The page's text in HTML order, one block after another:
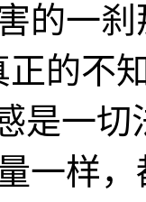
的一
正的不
是一
一样